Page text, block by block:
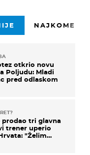
otkrio novu
Poljudu: Mladi
pred odlaskom
prodao tri glavna
trener uperio
"Želim